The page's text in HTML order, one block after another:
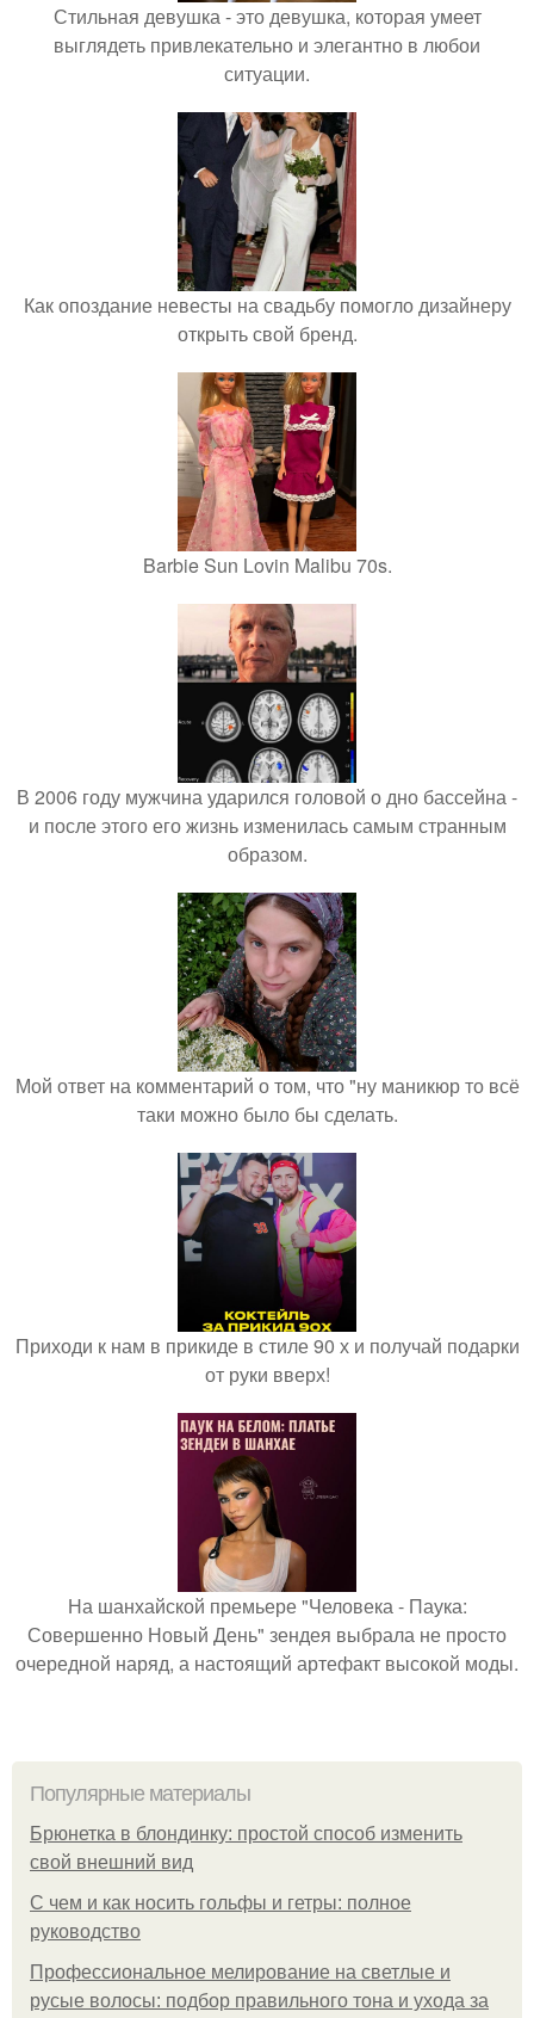
Стильная девушка - это девушка, которая умеет
выглядеть привлекательно и элегантно в любои
ситуации.
Как опоздание невесты на свадьбу помогло дизайнеру
открыть свой бренд.
Barbie Sun Lovin Malibu 70s.
В 2006 году мужчина ударился головой о дно бассейна -
и после этого его жизнь изменилась самым странным
образом.
Мой ответ на комментарий о том, что "ну маникюр то всё
таки можно было бы сделать.
Приходи к нам в прикиде в стиле 90 х и получай подарки
от руки вверх!
На шанхайской премьере "Человека - Паука:
Совершенно Новый День" зендея выбрала не просто
очередной наряд, а настоящий артефакт высокой моды.
Популярные материалы
Брюнетка в блондинку: простой способ изменить
свой внешний вид
С чем и как носить гольфы и гетры: полное
руководство
Профессиональное мелирование на светлые и
русые волосы: подбор правильного тона и ухода за